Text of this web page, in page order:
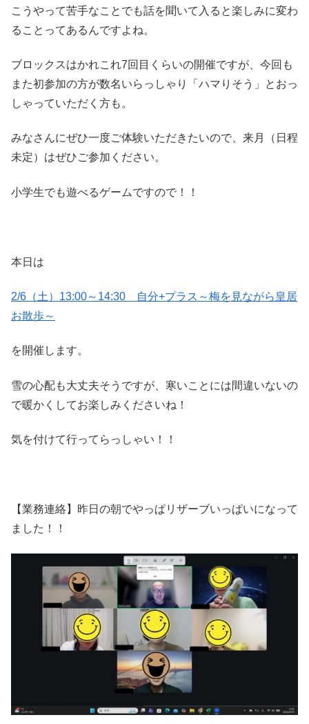
こうやって苦手なことでも話を聞いて入ると楽しみに変わ
ることってあるんですよね。
ブロックスはかれこれ7回目くらいの開催ですが、今回も
また初参加の方が数名いらっしゃり「ハマりそう」とおっ
しゃっていただく方も。
みなさんにぜひ一度ご体験いただきたいので、来月（日程
未定）はぜひご参加ください。
小学生でも遊べるゲームですので！！
本日は
2/6（土）13:00～14:30 自分+プラス～梅を見ながら皇居
お散歩～
を開催します。
雪の心配も大丈夫そうですが、寒いことには間違いないの
で暖かくしてお楽しみくださいね！
気を付けて行ってらっしゃい！！
【業務連絡】昨日の朝でやっぱリザーブいっぱいになって
ました！！